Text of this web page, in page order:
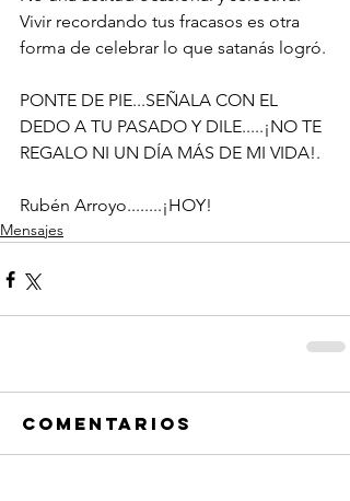
Vivir recordando tus fracasos es otra
forma de celebrar lo que satanás logró.
PONTE DE PIE...SEÑALA CON EL
DEDO A TU PASADO Y DILE.....¡NO TE
REGALO NI UN DÍA MÁS DE MI VIDA!.
Rubén Arroyo........¡HOY!
Mensajes
Comentarios